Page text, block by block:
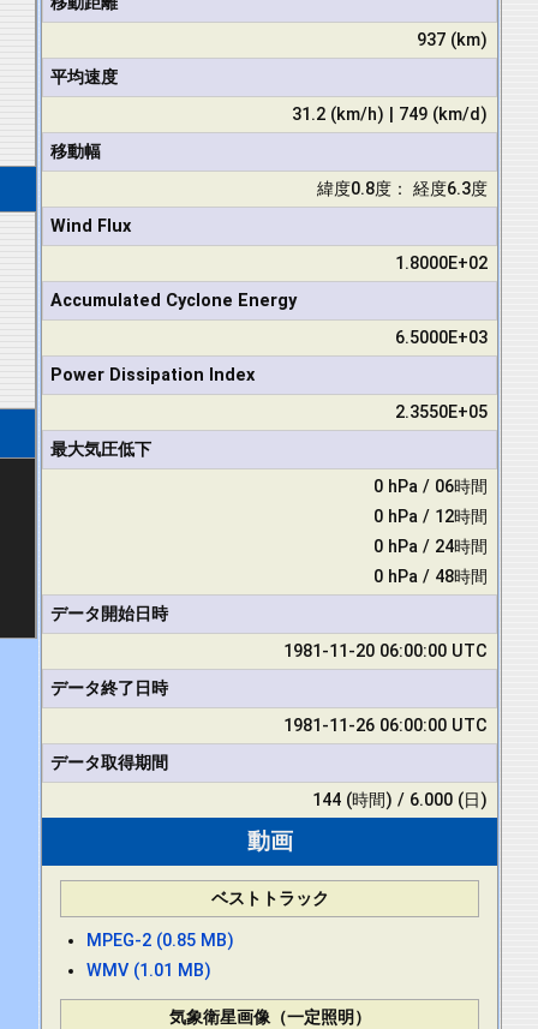
937 (km)
平均速度
31.2 (km/h) | 749 (km/d)
移動幅
緯度0.8度： 経度6.3度
Wind Flux
1.8000E+02
Accumulated Cyclone Energy
6.5000E+03
Power Dissipation Index
2.3550E+05
最大気圧低下
0 hPa / 06時間
0 hPa / 12時間
0 hPa / 24時間
0 hPa / 48時間
データ開始日時
1981-11-20 06:00:00 UTC
データ終了日時
1981-11-26 06:00:00 UTC
データ取得期間
144 (時間) / 6.000 (日)
動画
ベストトラック
MPEG-2 (0.85 MB)
WMV (1.01 MB)
気象衛星画像（一定照明）